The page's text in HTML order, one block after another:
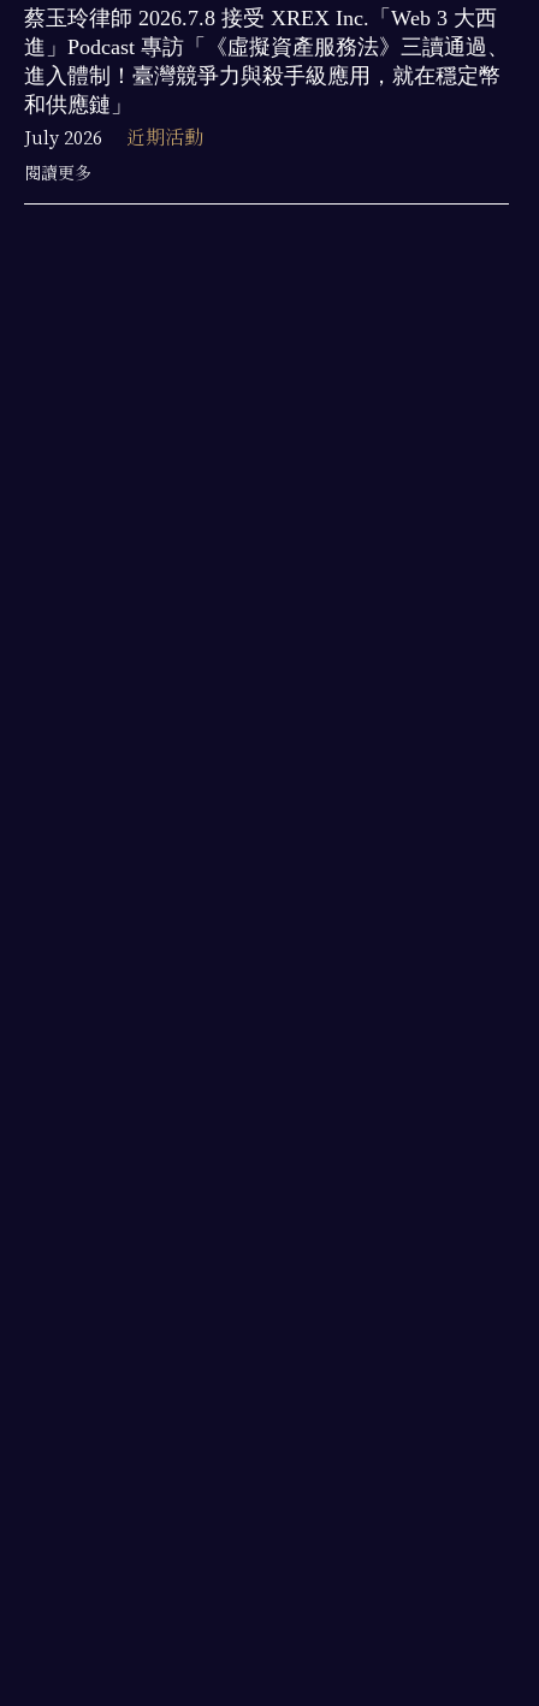
蔡玉玲律師 2026.7.8 接受 XREX Inc.「Web 3 大西
進」Podcast 專訪「《虛擬資產服務法》三讀通過、
進入體制！臺灣競爭力與殺手級應用，就在穩定幣
和供應鏈」
July 2026
近期活動
閱讀更多